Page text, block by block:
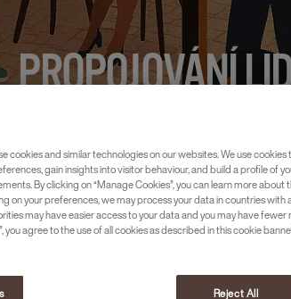
PROPOJOVÁNÍ
cookies and similar technologies on our websites. We use
gain insights into visitor behaviour, and build a profile of
By clicking on “Manage Cookies”, you can learn more about
on your preferences, we may process your data in countries
may have easier access to your data and you may have
you agree to the use of all cookies as described in this cookie
Reject All